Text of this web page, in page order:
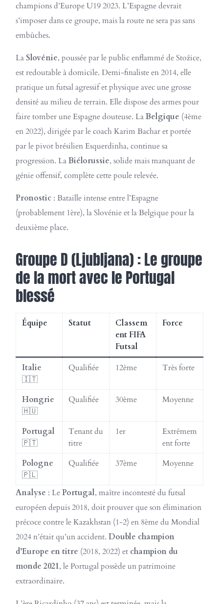
champions d’Europe U19 2023. L’Espagne devrait
s’imposer dans ce groupe, mais la route ne sera pas sans
embûches.
La Slovénie, poussée par le public enflammé de Stožice,
est redoutable à domicile. Demi-finaliste en 2014, elle
pratique un futsal agressif et physique avec une grosse
densité au milieu de terrain. Elle dispose des armes pour
faire tomber une Espagne douteuse. LaBelgique (4ème
en 2022), dirigée par le coach Karim Bachar et portée
par le pivot brésilien Esquerdinha, continue sa
progression. LaBiélorussie, solide mais manquant de
génie offensif, complète cette poule relevée.
Pronostic : Bataille intense entre l’Espagne
(probablement 1ère), la Slovénie et la Belgique pour la
deuxième place.
Groupe D (Ljubljana) : Le groupe
de la mort avec le Portugal
blessé
Équipe Statut
Classem
ent FIFA
Futsal
Force
Italie
🇮🇹
Qualifiée 12ème Très forte
Hongrie
🇭🇺
Qualifiée 30ème Moyenne
Portugal
🇵🇹
Tenant du
titre
1er
Extrêmem
ent forte
Pologne
🇵🇱
Qualifiée 37ème Moyenne
Analyse : LePortugal, maître incontesté du futsal
européen depuis 2018, doit prouver que son élimination
précoce contre le Kazakhstan (1-2) en 8ème du Mondial
2024 n’était qu’un accident. Double champion
d’Europe en titre (2018, 2022) et champion du
monde 2021, le Portugal possède un patrimoine
extraordinaire.